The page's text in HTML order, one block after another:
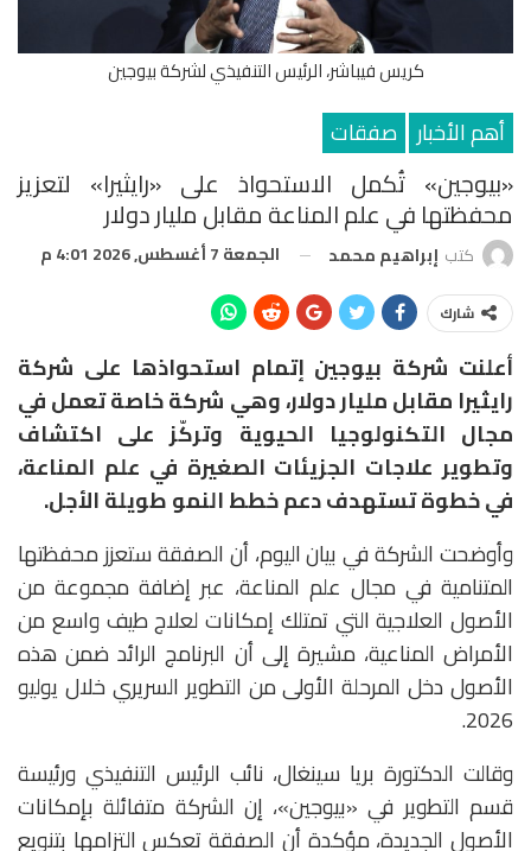
كريس فيباشر، الرئيس التنفيذي لشركة بيوجين
أهم الأخبار صفقات
«بيوجين» تُكمل الاستحواذ على «رايثيرا» لتعزيز
محفظتها في علم المناعة مقابل مليار دولار
كتب إبراهيم محمد الجمعة 7 أغسطس, 2026 4:01 م
شارك
أعلنت شركة بيوجين إتمام استحواذها على شركة
رايثيرا مقابل مليار دولار، وهي شركة خاصة تعمل في
مجال التكنولوجيا الحيوية وتركّز على اكتشاف
وتطوير علاجات الجزيئات الصغيرة في علم المناعة،
في خطوة تستهدف دعم خطط النمو طويلة الأجل.
وأوضحت الشركة في بيان اليوم، أن الصفقة ستعزز محفظتها
المتنامية في مجال علم المناعة، عبر إضافة مجموعة من
الأصول العلاجية التي تمتلك إمكانات لعلاج طيف واسع من
الأمراض المناعية، مشيرة إلى أن البرنامج الرائد ضمن هذه
الأصول دخل المرحلة الأولى من التطوير السريري خلال يوليو
2026.
وقالت الدكتورة بريا سينغال، نائب الرئيس التنفيذي ورئيسة
قسم التطوير في «بيوجين»، إن الشركة متفائلة بإمكانات
الأصول الجديدة، مؤكدة أن الصفقة تعكس التزامها بتنويع